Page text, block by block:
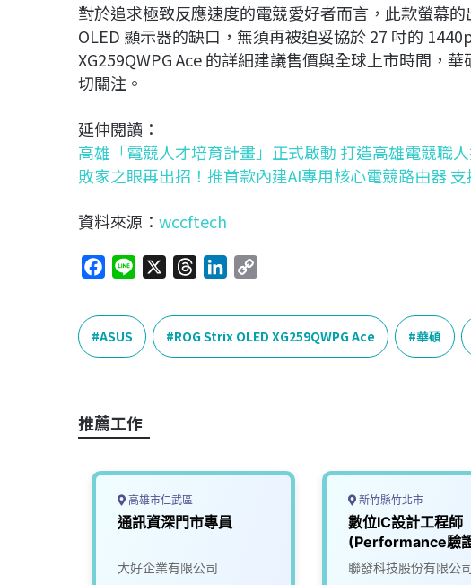
對於追求極致反應速度的電競愛好者而言，此款螢幕
OLED 顯示器的缺口，無須再被迫妥協於 27 吋的
XG259QWPG Ace 的詳細建議售價與全球上市時間，
切關注。
延伸閱讀：
高雄「電競人才培育計畫」正式啟動 打造高雄電競職
敗家之眼再出招！推首款內建AI專用核心電競路由器
資料來源： wccftech
c
e
b
k
n
r
e
a
n
k
e
p
y
L
ASUS ROG Strix OLED XG259QWPG Ace 華碩
推薦工作
高雄市仁武區
通訊資深門市專員
大好企業有限公司
新竹縣竹北市
數位IC設計工程師
(Performance驗
分析)
聯發科技股份有限公